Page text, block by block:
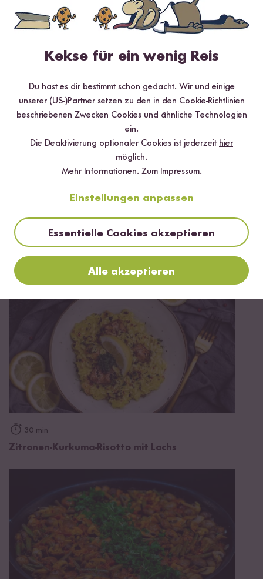
Mehr Rezepte mit Bio Risotto Reis
Mini Kürbis mit Kürbisrisotto
30 min
Zitronen-Kurkuma-Risotto mit Lachs
Kekse für ein wenig Reis
Du hast es dir bestimmt schon gedacht. Wir und einige
unserer (US-)Partner setzen zu den in den Cookie-Richtlinien
beschriebenen Zwecken Cookies und ähnliche Technologien
ein.
Die Deaktivierung optionaler Cookies ist jederzeit hier
möglich.
Mehr Informationen. Zum Impressum.
Einstellungen anpassen
Essentielle Cookies akzeptieren
Alle akzeptieren